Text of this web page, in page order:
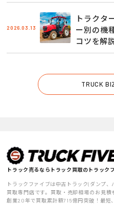
2026.03.13
トラクタ
ー別の機
コツを解
TRUCK
トラック売るならトラック買取のトラック
トラックファイブは中古トラック(ダンプ
買取専門店です。買取・売却相場のお見積
創業20年で買取累計額715億円突破！最短